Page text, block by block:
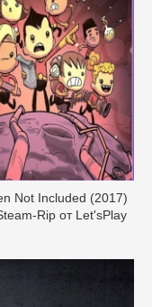
Not Included (2017)
Rip от Let'sРlay